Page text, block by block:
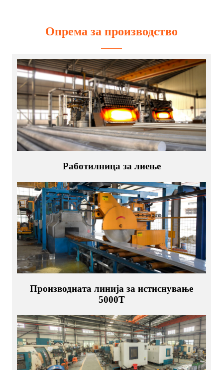
Опрема за производство
Работилница за лиење
Производната линија за истиснување
5000T